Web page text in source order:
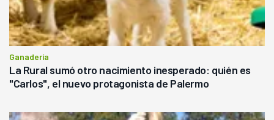
Ganadería
La Rural sumó otro nacimiento inesperado: quién es
"Carlos", el nuevo protagonista de Palermo